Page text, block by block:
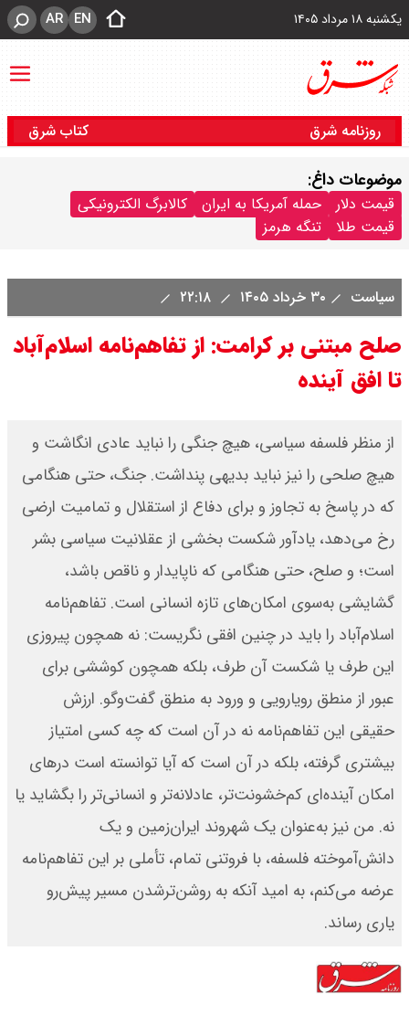
یکشنبه ۱۸ مرداد ۱۴۰۵ EN
AR
روزنامه شرق کتاب شرق
موضوعات داغ:
قیمت دلار حمله آمریکا به ایران
کالابرگ الکترونیکی
قیمت طلا
تنگه هرمز
سیاست ۳۰ خرداد ۱۴۰۵
صلح مبتنی بر کرامت: از تفاهم‌نامه‌ اسلام‌آباد
تا افق آینده
از منظر فلسفه سیاسی، هیچ جنگی را نباید عادی انگاشت و
هیچ صلحی را نیز نباید بدیهی پنداشت. جنگ، حتی هنگامی
که در پاسخ به تجاوز و برای دفاع از استقلال و تمامیت ارضی
رخ می‌دهد، یادآور شکست بخشی از عقلانیت سیاسی بشر
است؛ و صلح، حتی هنگامی که ناپایدار و ناقص باشد،
گشایشی به‌سوی امکان‌های تازه انسانی است. تفاهم‌نامه
اسلام‌آباد را باید در چنین افقی نگریست: نه همچون پیروزی
این طرف یا شکست آن طرف، بلکه همچون کوششی برای
عبور از منطق رویارویی و ورود به منطق گفت‌وگو. ارزش
حقیقی این تفاهم‌نامه نه در آن است که چه کسی امتیاز
بیشتری گرفته، بلکه در آن است که آیا توانسته است درهای
امکان آینده‌ای کم‌خشونت‌تر، عادلانه‌تر و انسانی‌تر را بگشاید یا
نه. من نیز به‌عنوان یک شهروند ایران‌زمین و یک
دانش‌آموخته فلسفه، با فروتنی تمام، تأملی بر این تفاهم‌نامه
عرضه می‌کنم، به امید آنکه به روشن‌ترشدن مسیر پیش‌رو
یاری رساند.